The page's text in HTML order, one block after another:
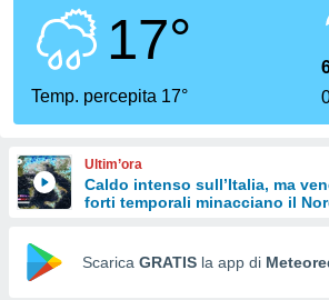
per
le
di
Web
17°
Temp. percepita 17°
Ultim’ora
Caldo intenso sull’Italia, ma
forti temporali minacciano il
Scarica GRATIS la app di